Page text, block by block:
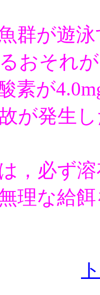
群が遊
おそれ
素が
が発生
，必ず
理な給